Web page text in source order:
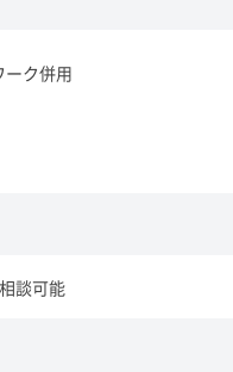
ーク併用
談可能